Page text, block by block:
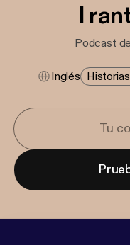
I
Podcast
Inglés